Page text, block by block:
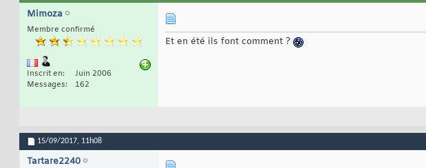
Mimoza
Membre confirmé
Inscrit en
Juin 2006
Messages
162
Et en été ils font comment ?
15/09/2017, 11h08
Tartare2240